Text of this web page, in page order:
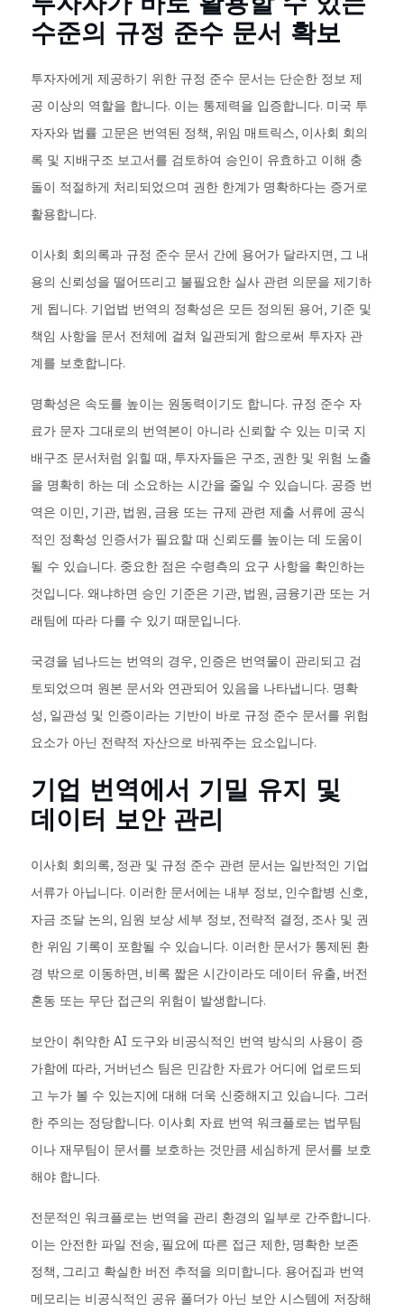
수준의 규정 준수 문서 확보
투자자에게 제공하기 위한 규정 준수 문서는 단순한 정보 제
공 이상의 역할을 합니다. 이는 통제력을 입증합니다. 미국 투
자자와 법률 고문은 번역된 정책, 위임 매트릭스, 이사회 회의
록 및 지배구조 보고서를 검토하여 승인이 유효하고 이해 충
돌이 적절하게 처리되었으며 권한 한계가 명확하다는 증거로
활용합니다.
이사회 회의록과 규정 준수 문서 간에 용어가 달라지면, 그 내
용의 신뢰성을 떨어뜨리고 불필요한 실사 관련 의문을 제기하
게 됩니다. 기업법 번역의 정확성은 모든 정의된 용어, 기준 및
책임 사항을 문서 전체에 걸쳐 일관되게 함으로써 투자자 관
계를 보호합니다.
명확성은 속도를 높이는 원동력이기도 합니다. 규정 준수 자
료가 문자 그대로의 번역본이 아니라 신뢰할 수 있는 미국 지
배구조 문서처럼 읽힐 때, 투자자들은 구조, 권한 및 위험 노출
을 명확히 하는 데 소요하는 시간을 줄일 수 있습니다. 공증 번
역은 이민, 기관, 법원, 금융 또는 규제 관련 제출 서류에 공식
적인 정확성 인증서가 필요할 때 신뢰도를 높이는 데 도움이
될 수 있습니다. 중요한 점은 수령측의 요구 사항을 확인하는
것입니다. 왜냐하면 승인 기준은 기관, 법원, 금융기관 또는 거
래팀에 따라 다를 수 있기 때문입니다.
국경을 넘나드는 번역의 경우, 인증은 번역물이 관리되고 검
토되었으며 원본 문서와 연관되어 있음을 나타냅니다. 명확
성, 일관성 및 인증이라는 기반이 바로 규정 준수 문서를 위험
요소가 아닌 전략적 자산으로 바꿔주는 요소입니다.
기업 번역에서 기밀 유지 및
데이터 보안 관리
이사회 회의록, 정관 및 규정 준수 관련 문서는 일반적인 기업
서류가 아닙니다. 이러한 문서에는 내부 정보, 인수합병 신호,
자금 조달 논의, 임원 보상 세부 정보, 전략적 결정, 조사 및 권
한 위임 기록이 포함될 수 있습니다. 이러한 문서가 통제된 환
경 밖으로 이동하면, 비록 짧은 시간이라도 데이터 유출, 버전
혼동 또는 무단 접근의 위험이 발생합니다.
보안이 취약한 AI 도구와 비공식적인 번역 방식의 사용이 증
가함에 따라, 거버넌스 팀은 민감한 자료가 어디에 업로드되
고 누가 볼 수 있는지에 대해 더욱 신중해지고 있습니다. 그러
한 주의는 정당합니다. 이사회 자료 번역 워크플로는 법무팀
이나 재무팀이 문서를 보호하는 것만큼 세심하게 문서를 보호
해야 합니다.
전문적인 워크플로는 번역을 관리 환경의 일부로 간주합니다.
이는 안전한 파일 전송, 필요에 따른 접근 제한, 명확한 보존
정책, 그리고 확실한 버전 추적을 의미합니다. 용어집과 번역
메모리는 비공식적인 공유 폴더가 아닌 보안 시스템에 저장해